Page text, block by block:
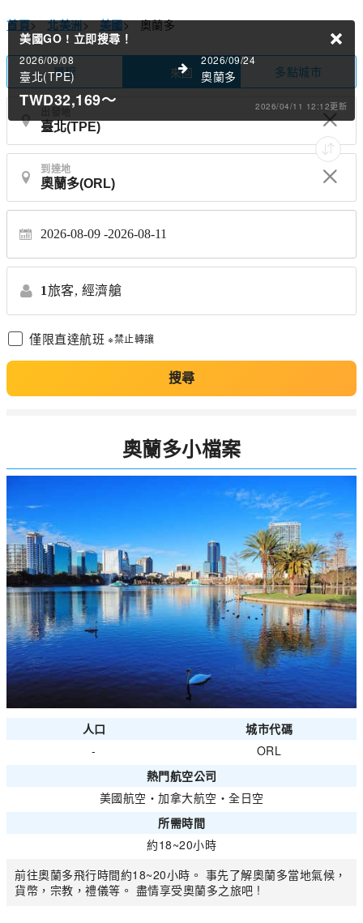
首頁> 北美洲> 美國> 奧蘭多
單程 來回 多點城市
到達地
2026-08-09 2026-08-11
1旅客, 經濟艙
僅限直達航班 ※禁止轉讓
搜尋
美國GO ! 立即搜尋！
2026/09/08
臺北(TPE)
2026/09/24
奧蘭多
TWD32,169～ 2026/04/11 12:12更新
奧蘭多小檔案
人口
城市代碼
-
ORL
熱門航空公司
美國航空 ・ 加拿大航空 ・ 全日空
所需時間
約18~20小時
前往奧蘭多飛行時間約18~20小時。 事先了解奧蘭多當地氣候，
貨幣，宗教，禮儀等。 盡情享受奧蘭多之旅吧 !